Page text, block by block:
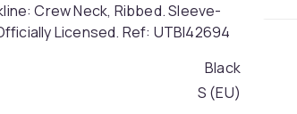
Crew Neck, Ribbed. Sleeve-
Licensed. Ref: UTBI42694
Black
S (EU)